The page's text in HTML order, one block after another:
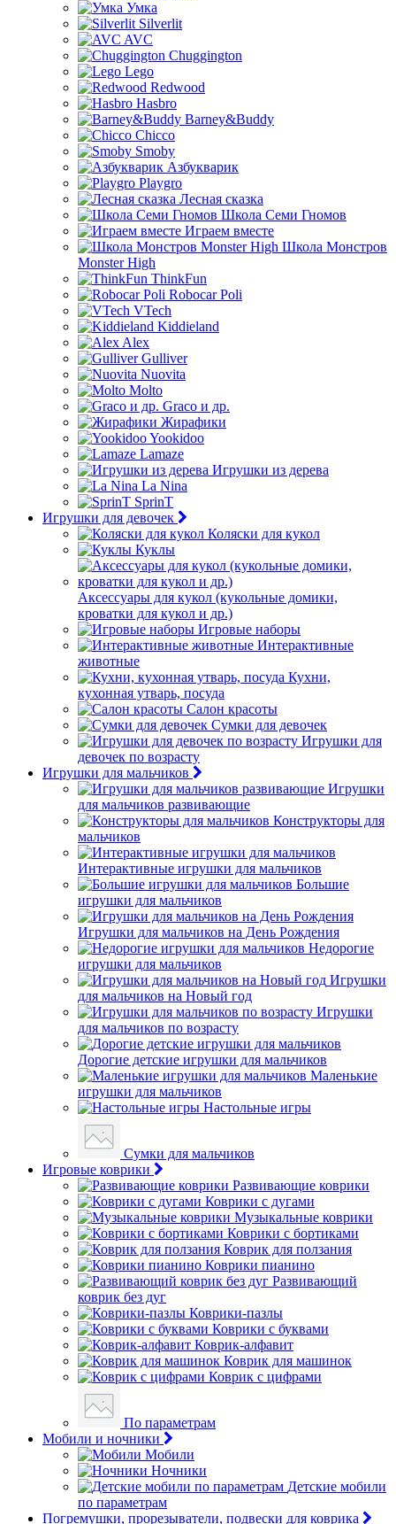
Умка
Silverlit
AVC
Chuggington
Lego
Redwood
Hasbro
Barney&Buddy
Chicco
Smoby
Азбукварик
Playgro
Лесная сказка
Школа Семи Гномов
Играем вместе
Школа Монстров
Monster High
ThinkFun
Robocar Poli
VTech
Kiddieland
Alex
Gulliver
Nuovita
Molto
Graco и др.
Жирафики
Yookidoo
Lamaze
Игрушки из дерева
La Nina
SprinT
Игрушки для девочек
Коляски для кукол
Куклы
Аксессуары для кукол (кукольные домики,
кроватки для кукол и др.)
Игровые наборы
Интерактивные
животные
Кухни,
кухонная утварь, посуда
Салон красоты
Сумки для девочек
Игрушки для
девочек по возрасту
Игрушки для мальчиков
Игрушки
для мальчиков развивающие
Конструкторы для
мальчиков
Интерактивные игрушки для мальчиков
Большие
игрушки для мальчиков
Игрушки для мальчиков на День Рождения
Недорогие
игрушки для мальчиков
Игрушки
для мальчиков на Новый год
Игрушки
для мальчиков по возрасту
Дорогие детские игрушки для мальчиков
Маленькие
игрушки для мальчиков
Настольные игры
Сумки для мальчиков
Игровые коврики
Развивающие коврики
Коврики с дугами
Музыкальные коврики
Коврики с бортиками
Коврик для ползания
Коврики пианино
Развивающий
коврик без дуг
Коврики-пазлы
Коврики с буквами
Коврик-алфавит
Коврик для машинок
Коврик с цифрами
По параметрам
Мобили и ночники
Мобили
Ночники
Детские мобили
по параметрам
Погремушки, прорезыватели, подвески для коврика